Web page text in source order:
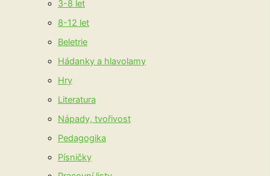
3-8 let
8-12 let
Beletrie
Hádanky a hlavolamy
Hry
Literatura
Nápady, tvořivost
Pedagogika
Písničky